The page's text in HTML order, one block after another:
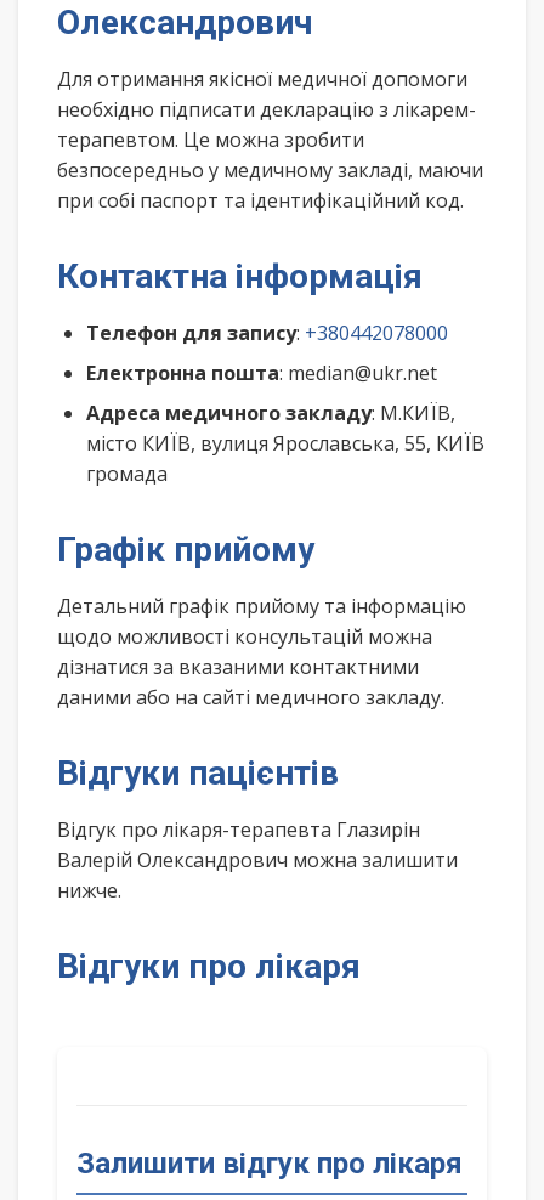
Олександрович
Для отримання якісної медичної допомоги
необхідно підписати декларацію з лікарем-
терапевтом. Це можна зробити
безпосередньо у медичному закладі, маючи
при собі паспорт та ідентифікаційний код.
Контактна інформація
Телефон для запису: +380442078000
Електронна пошта: median@ukr.net
Адреса медичного закладу: М.КИЇВ,
місто КИЇВ, вулиця Ярославська, 55, КИЇВ
громада
Графік прийому
Детальний графік прийому та інформацію
щодо можливості консультацій можна
дізнатися за вказаними контактними
даними або на сайті медичного закладу.
Відгуки пацієнтів
Відгук про лікаря-терапевта Глазирін
Валерій Олександрович можна залишити
нижче.
Відгуки про лікаря
Залишити відгук про лікаря